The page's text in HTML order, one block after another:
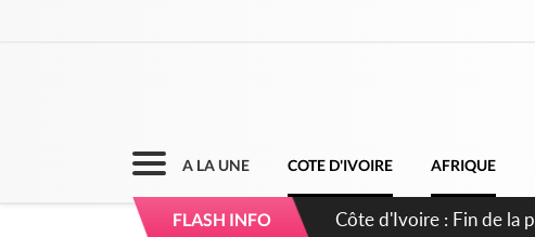
A LA UNE COTE D'IVOIRE AFRIQUE
FLASH INFO Côte d'Ivoire : Ouattara